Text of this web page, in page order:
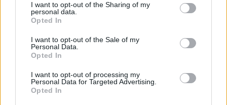
I want to opt-out of the Sharing of my
personal data.
Opted In
I want to opt-out of the Sale of my
Personal Data.
Opted In
I want to opt-out of processing my
Personal Data for Targeted Advertising.
Opted In
1,9 milj. euroa 1,9 milj. euroa 1,6 milj. euroa
1,836 milj.